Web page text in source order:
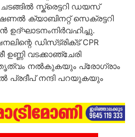
സ്ക്രെട്ടറി ഡയസ്
ക്യാബിനറ്റ് സെക്രട്ടറി
ഉദ്ഘാടനംനിർവഹിച്ചു.
ഡിസ്‌ട്രിക്‌ട് CPR
വടക്കാഞ്ചേരി
നൽകുകയും പ്രോഗ്രാം
പ്രദീപ് നന്ദി പറയുകയും